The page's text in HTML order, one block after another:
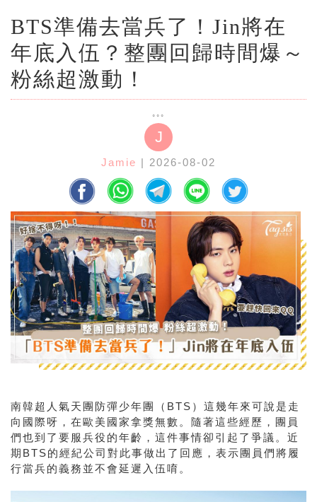
BTS準備去當兵了！Jin將在
年底入伍？整團回歸時間爆～
粉絲超激動！
J
Jamie | 2026-08-02
南韓超人氣天團防彈少年團（ BTS ）這幾年來可說是走
向國際呀，在歐美國家拿獎無數。隨著這些經歷，團員
們也到了要服兵役的年齡，這件事情卻引起了爭議。近
期 BTS的經紀公司對此事做出了回應，表示團員們將履
行當兵的義務並不會延遲入伍唷。